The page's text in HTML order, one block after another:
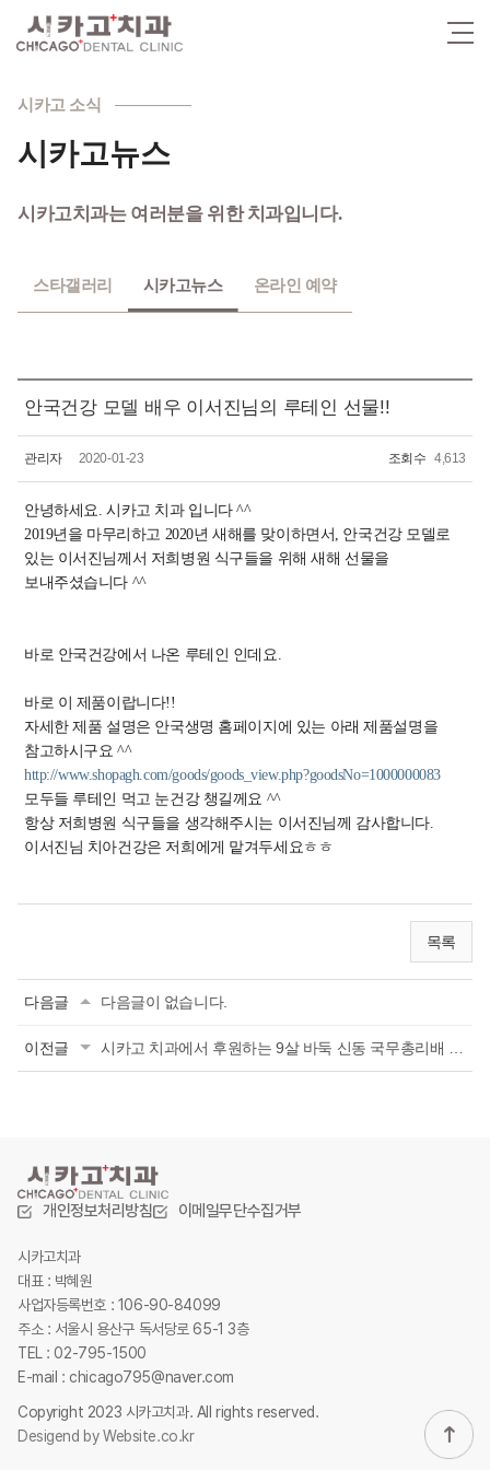
시카고 소식
시카고뉴스
시카고치과는 여러분을 위한 치과입니다.
스타갤러리 시카고뉴스 온라인 예약
안국건강 모델 배우 이서진님의 루테인 선물!!
관리자 2020-01-23 조회수 4,613
안녕하세요. 시카고 치과 입니다 ^^
​2019년을 마무리하고 2020년 새해를 맞이하면서, 안국건강 모델로
있는 이서진님께서 저희병원 식구들을 위해 새해 선물을
보내주셨습니다 ^^
바로 안국건강에서 나온 루테인 인데요.
바로 이 제품이랍니다!!
자세한 제품 설명은 안국생명 홈페이지에 있는 아래 제품설명을
참고하시구요 ^^
http://www.shopagh.com/goods/goods_view.php?goodsNo=1000000083
모두들 루테인 먹고 눈건강 챙길께요 ^^
​항상 저희병원 식구들을 생각해주시는 이서진님께 감사합니다.​
이서진님 치아건강은 저희에게 맡겨두세요ㅎㅎ
목록
다음글 다음글이 없습니다.
이전글
개인정보처리방침 이메일무단수집거부
시카고치과
대표 : 박혜원
사업자등록번호 : 106-90-84099
주소 : 서울시 용산구 독서당로 65-1 3층
TEL : 02-795-1500
E-mail : chicago795@naver.com
Copyright 2023 시카고치과. All rights reserved.
Desigend byWebsite.co.kr